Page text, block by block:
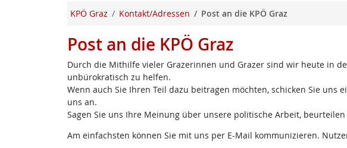
KPÖ Graz Kontakt/Adressen Post an die KPÖ Graz
Post an die KPÖ Graz
Durch die Mithilfe vieler Grazerinnen und Grazer sind wir heute in
unbürokratisch zu helfen.
Wenn auch Sie Ihren Teil dazu beitragen möchten, schicken Sie
uns an.
Sagen Sie uns Ihre Meinung über unsere politische Arbeit,
Am einfachsten können Sie mit uns per E-Mail kommunizieren.